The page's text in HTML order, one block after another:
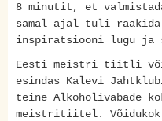
8 minutit, et
samal ajal tuli rääkida
inspiratsiooni lugu ja
Eesti meistri tiitli
esindas Kalevi
teine Alkoholivabade
meistritiitel.